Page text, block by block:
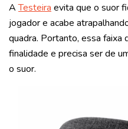
ATesteira evita que o suor
jogador e acabe
quadra. Portanto, essa faixa
finalidade e precisa ser de
o suor.